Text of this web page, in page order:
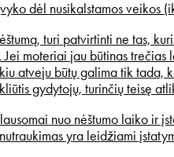
dėl nusikalstamos veikos
turi patvirtinti ne tas,
moteriai jau būtinas
atveju būtų galima tik
gydytojų, turinčių teisę
nuo nėštumo laiko ir
yra leidžiami